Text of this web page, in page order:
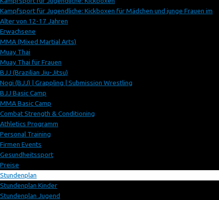
Kampfsport für Jugendliche: Kickboxen für Mädchen und junge Frauen im
Alter von 12-17 Jahren
Erwachsene
MMA (Mixed Martial Arts)
Muay Thai
Muay Thai für Frauen
BJJ (Brazilian Jiu-Jitsu)
Nogi (BJJ) | Grappling | Submission Wrestling
BJJ Basic Camp
MMA Basic Camp
Combat Strength & Conditioning
Athletics Programm
Personal Training
Firmen Events
Gesundheitssport
Preise
Stundenplan
Stundenplan Kinder
Stundenplan Jugend